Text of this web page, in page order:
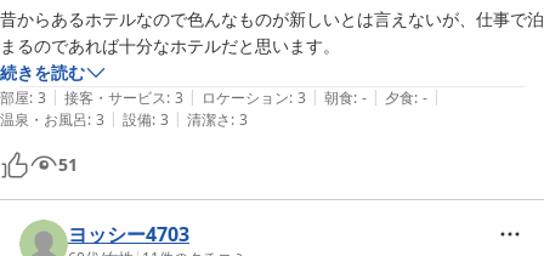
昔からあるホテルなので色んなものが新しいとは言えないが、仕事で泊
まるのであれば十分なホテルだと思います。
続きを読む
部屋: 3 | 接客・サービス: 3 | ロケーション: 3 | 朝食: - | 夕食: - |
温泉・お風呂: 3 | 設備: 3 | 清潔さ: 3
51
ヨッシー4703